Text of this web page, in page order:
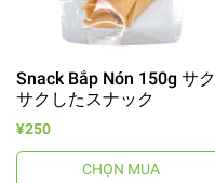
Snack Bắp Nón 150g サク
サクしたスナック
¥250
CHỌN MUA